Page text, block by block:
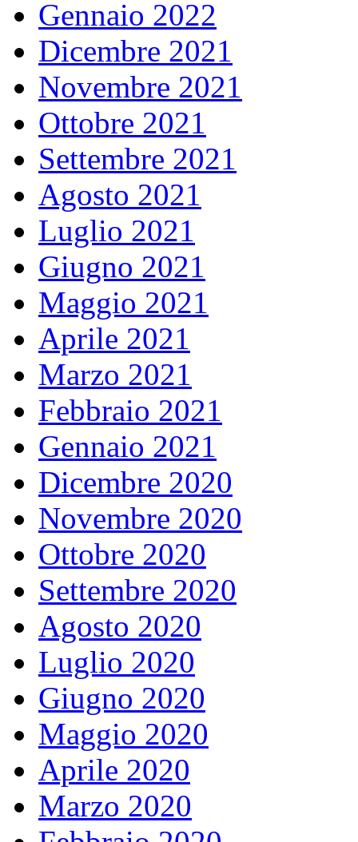
Gennaio 2022
Dicembre 2021
Novembre 2021
Ottobre 2021
Settembre 2021
Agosto 2021
Luglio 2021
Giugno 2021
Maggio 2021
Aprile 2021
Marzo 2021
Febbraio 2021
Gennaio 2021
Dicembre 2020
Novembre 2020
Ottobre 2020
Settembre 2020
Agosto 2020
Luglio 2020
Giugno 2020
Maggio 2020
Aprile 2020
Marzo 2020